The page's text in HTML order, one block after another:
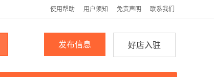
使用帮助 用户须知 免责声明 联系我们
好店入驻
发布信息